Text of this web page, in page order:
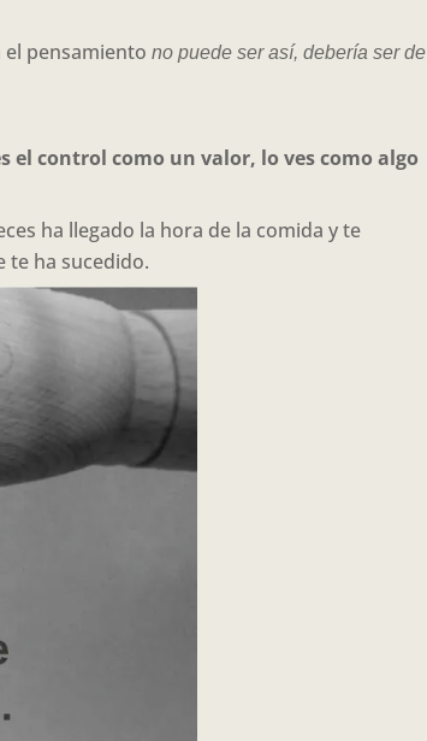
pensamiento no puede ser así, debería ser de
el control como un valor, lo ves como algo
ha llegado la hora de la comida y te
te ha sucedido.